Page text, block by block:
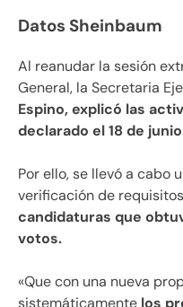
Datos Sheinbaum
Al reanudar la sesión
General, la Secretaria
Espino, explicó las
declarado el 18 de
Por ello, se llevó a cabo
verificación de requisitos
candidaturas que
votos.
«Que con una nueva
sistemáticamente los